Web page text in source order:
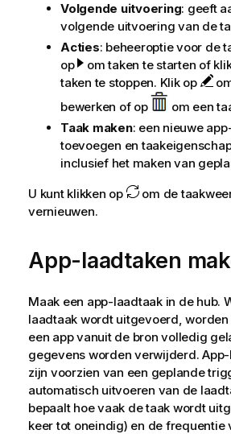
Volgende uitvoering: geeft
volgende uitvoering van de
Acties: beheeroptie voor de
op
om taken te starten of
taken te stoppen. Klik op
bewerken of op
om een
Taak maken: een nieuwe
toevoegen en
inclusief het maken van
U kunt klikken op
om de
vernieuwen.
App-laadtaken
Maak een app-laadtaak in de hub.
laadtaak wordt uitgevoerd,
een app vanuit de bron volledig
gegevens worden verwijderd.
zijn voorzien van een geplande
automatisch uitvoeren van de
bepaalt hoe vaak de taak wordt
keer tot oneindig) en de frequentie